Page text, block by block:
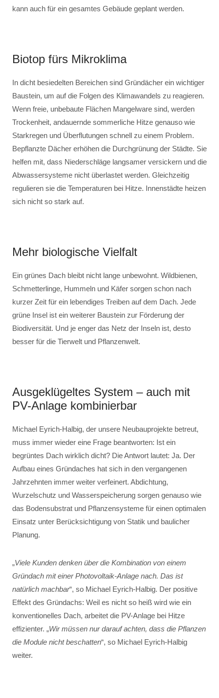
kann auch für ein gesamtes Gebäude geplant werden.
Biotop fürs Mikroklima
In dicht besiedelten Bereichen sind Gründächer ein wichtiger
Baustein, um auf die Folgen des Klimawandels zu reagieren.
Wenn freie, unbebaute Flächen Mangelware sind, werden
Trockenheit, andauernde sommerliche Hitze genauso wie
Starkregen und Überflutungen schnell zu einem Problem.
Bepflanzte Dächer erhöhen die Durchgrünung der Städte. Sie
helfen mit, dass Niederschläge langsamer versickern und die
Abwassersysteme nicht überlastet werden. Gleichzeitig
regulieren sie die Temperaturen bei Hitze. Innenstädte heizen
sich nicht so stark auf.
Mehr biologische Vielfalt
Ein grünes Dach bleibt nicht lange unbewohnt. Wildbienen,
Schmetterlinge, Hummeln und Käfer sorgen schon nach
kurzer Zeit für ein lebendiges Treiben auf dem Dach. Jede
grüne Insel ist ein weiterer Baustein zur Förderung der
Biodiversität. Und je enger das Netz der Inseln ist, desto
besser für die Tierwelt und Pflanzenwelt.
Ausgeklügeltes System – auch mit
PV-Anlage kombinierbar
Michael Eyrich-Halbig, der unsere Neubauprojekte betreut,
muss immer wieder eine Frage beantworten: Ist ein
begrüntes Dach wirklich dicht? Die Antwort lautet: Ja. Der
Aufbau eines Gründaches hat sich in den vergangenen
Jahrzehnten immer weiter verfeinert. Abdichtung,
Wurzelschutz und Wasserspeicherung sorgen genauso wie
das Bodensubstrat und Pflanzensysteme für einen optimalen
Einsatz unter Berücksichtigung von Statik und baulicher
Planung.
„Viele Kunden denken über die Kombination von einem
Gründach mit einer Photovoltaik-Anlage nach. Das ist
natürlich machbar“, so Michael Eyrich-Halbig. Der positive
Effekt des Gründachs: Weil es nicht so heiß wird wie ein
konventionelles Dach, arbeitet die PV-Anlage bei Hitze
effizienter. „Wir müssen nur darauf achten, dass die Pflanzen
die Module nicht beschatten“, so Michael Eyrich-Halbig
weiter.